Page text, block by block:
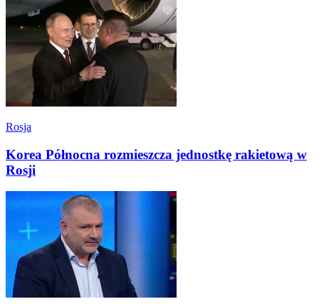
Rosja
Korea Północna rozmieszcza jednostkę rakietową w
Rosji